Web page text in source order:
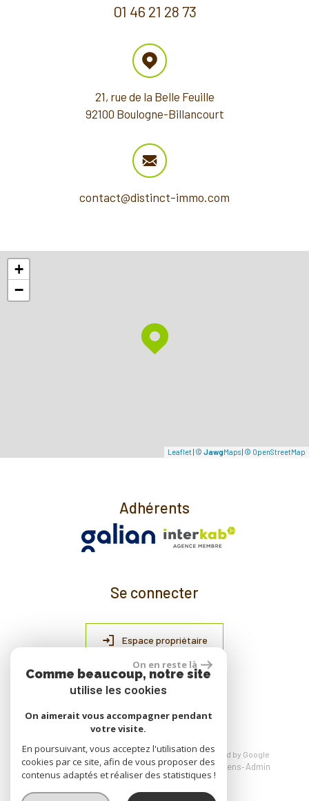
01 46 21 28 73
contact@distinct-immo.com
21, rue de la Belle Feuille
92100 Boulogne-Billancourt
+
−
Leaflet| © JawgMaps| © OpenStreetMap
Adhérents
Se connecter
Espace propriétaire
réalisé par
© 2026 | Tous droits réservés | Traduction powered by Google
Plan du site Mentions légales Nos honoraires Liens Admin
On en reste là
Comme beaucoup, notre site
utilise les cookies
On aimerait vous accompagner pendant
votre visite.
En poursuivant, vous acceptez l'utilisation des
cookies par ce site, afin de vous proposer des
contenus adaptés et réaliser des statistiques !